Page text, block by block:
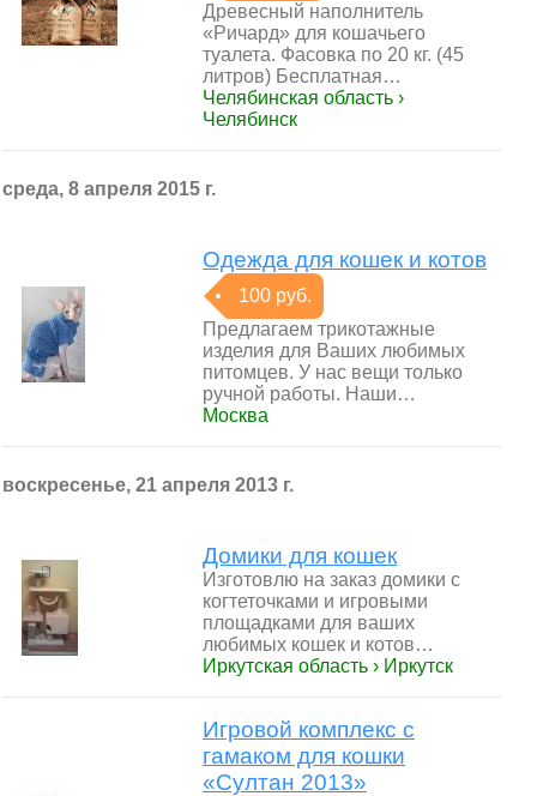
Древесный наполнитель
«Ричард» для кошачьего
туалета. Фасовка по 20 кг. (45
литров) Бесплатная…
Челябинская область ›
Челябинск
среда, 8 апреля 2015 г.
Одежда для кошек и котов
100 руб.
Предлагаем трикотажные
изделия для Ваших любимых
питомцев. У нас вещи только
ручной работы. Наши…
Москва
воскресенье, 21 апреля 2013 г.
Домики для кошек
Изготовлю на заказ домики с
когтеточками и игровыми
площадками для ваших
любимых кошек и котов…
Иркутская область › Иркутск
Игровой комплекс с
гамаком для кошки
«Султан 2013»